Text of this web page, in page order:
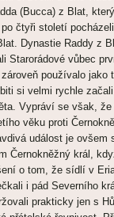
(Bucca) z Blat,
čtyři století
Dynastie Raddy z
Starorádové vůbec
používalo jako
si velmi rychle
Vypráví se však, že
věku proti
událost je ovšem
Černokněžný král,
o tom, že sídlí v
i pád Severního
prakticky jen s